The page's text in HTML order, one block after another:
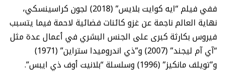
ففي فيلم “ايه كوايت بلايس” (2018) لجون كراسينسكي،
نهاية العالم ناجمة عن غزو كائنات فضائية لاحمة فيما يتسبب
فيروس بكارثة كبرى على الجنس البشري في أعمال عدة مثل
“آي آم ليجند” (2007) و”ذي اندروميدا ستراين” (1971)
و”تويلف مانكيز” (1996) وسلسلة “بلانيت أوف ذي ايبس”.